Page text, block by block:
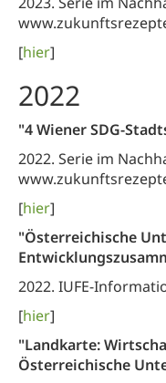
[hier]
2022
"4 Wiener SDG-
2022. Serie im
[hier]
"Österreichische
2022. IUFE-
[hier]
"Landkarte:
Österreichische